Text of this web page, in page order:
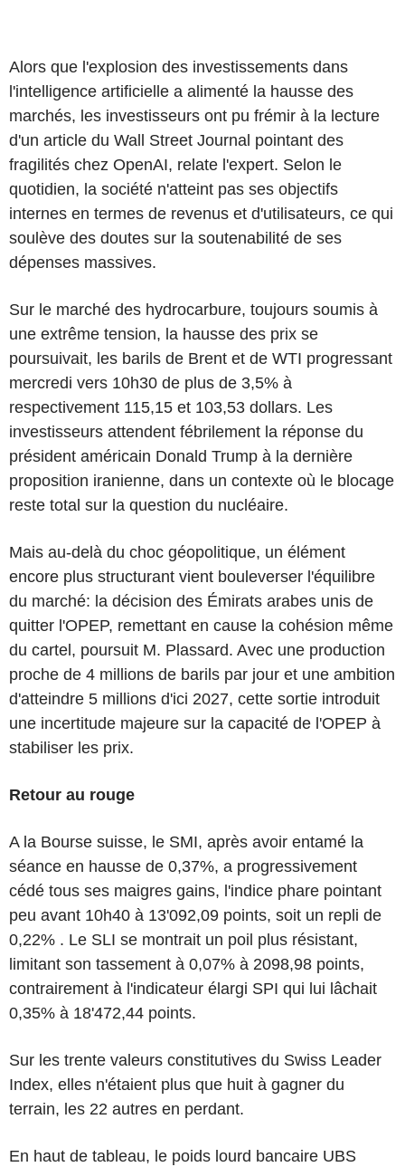
Alors que l'explosion des investissements dans
l'intelligence artificielle a alimenté la hausse des
marchés, les investisseurs ont pu frémir à la lecture
d'un article du Wall Street Journal pointant des
fragilités chez OpenAI, relate l'expert. Selon le
quotidien, la société n'atteint pas ses objectifs
internes en termes de revenus et d'utilisateurs, ce qui
soulève des doutes sur la soutenabilité de ses
dépenses massives.
Sur le marché des hydrocarbure, toujours soumis à
une extrême tension, la hausse des prix se
poursuivait, les barils de Brent et de WTI progressant
mercredi vers 10h30 de plus de 3,5% à
respectivement 115,15 et 103,53 dollars. Les
investisseurs attendent fébrilement la réponse du
président américain Donald Trump à la dernière
proposition iranienne, dans un contexte où le blocage
reste total sur la question du nucléaire.
Mais au-delà du choc géopolitique, un élément
encore plus structurant vient bouleverser l'équilibre
du marché: la décision des Émirats arabes unis de
quitter l'OPEP, remettant en cause la cohésion même
du cartel, poursuit M. Plassard. Avec une production
proche de 4 millions de barils par jour et une ambition
d'atteindre 5 millions d'ici 2027, cette sortie introduit
une incertitude majeure sur la capacité de l'OPEP à
stabiliser les prix.
Retour au rouge
A la Bourse suisse, le SMI, après avoir entamé la
séance en hausse de 0,37%, a progressivement
cédé tous ses maigres gains, l'indice phare pointant
peu avant 10h40 à 13'092,09 points, soit un repli de
0,22% . Le SLI se montrait un poil plus résistant,
limitant son tassement à 0,07% à 2098,98 points,
contrairement à l'indicateur élargi SPI qui lui lâchait
0,35% à 18'472,44 points.
Sur les trente valeurs constitutives du Swiss Leader
Index, elles n'étaient plus que huit à gagner du
terrain, les 22 autres en perdant.
En haut de tableau, le poids lourd bancaire UBS